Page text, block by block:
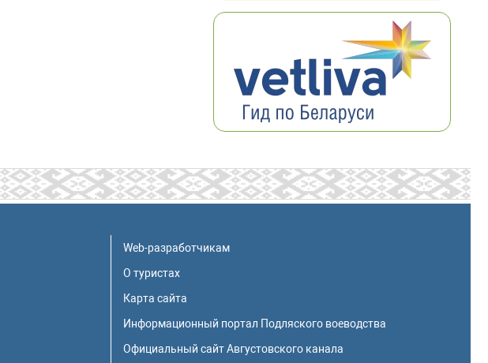
Web-разработчикам
О туристах
Карта сайта
Информационный портал Подляского воеводства
Официальный сайт Августовского канала